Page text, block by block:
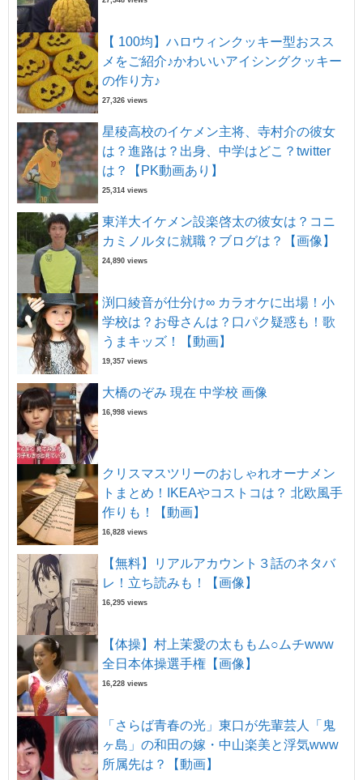
【 100均】ハロウィンクッキー型おスス
メをご紹介♪かわいいアイシングクッキー
の作り方♪
27,326 views
星稜高校のイケメン主将、寺村介の彼女
は？進路は？出身、中学はどこ？twitter
は？【PK動画あり】
25,314 views
東洋大イケメン設楽啓太の彼女は？コニ
カミノルタに就職？ブログは？【画像】
24,890 views
渕口綾音が仕分け∞ カラオケに出場！小
学校は？お母さんは？口パク疑惑も！歌
うまキッズ！【動画】
19,357 views
大橋のぞみ 現在 中学校 画像
16,998 views
クリスマスツリーのおしゃれオーナメン
トまとめ！IKEAやコストコは？ 北欧風手
作りも！【動画】
16,828 views
【無料】リアルアカウント３話のネタバ
レ！立ち読みも！【画像】
16,295 views
【体操】村上茉愛の太ももム○ムチwww
全日本体操選手権【画像】
16,228 views
「さらば青春の光」東口が先輩芸人「鬼
ヶ島」の和田の嫁・中山楽美と浮気www
所属先は？【動画】